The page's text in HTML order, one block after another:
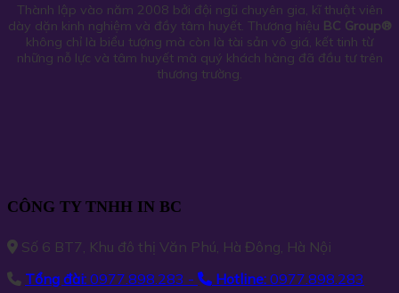
Thành lập vào năm 2008 bởi đội ngũ chuyên gia, kĩ thuật viên
dày dặn kinh nghiệm và đầy tâm huyết. Thương hiệu BC Group®
không chỉ là biểu tượng mà còn là tài sản vô giá, kết tinh từ
những nỗ lực và tâm huyết mà quý khách hàng đã đầu tư trên
thương trường.
CÔNG TY TNHH IN BC
Số 6 BT7, Khu đô thị Văn Phú, Hà Đông, Hà Nội
Tổng đài: 0977.898.283 - Hotline: 0977.898.283